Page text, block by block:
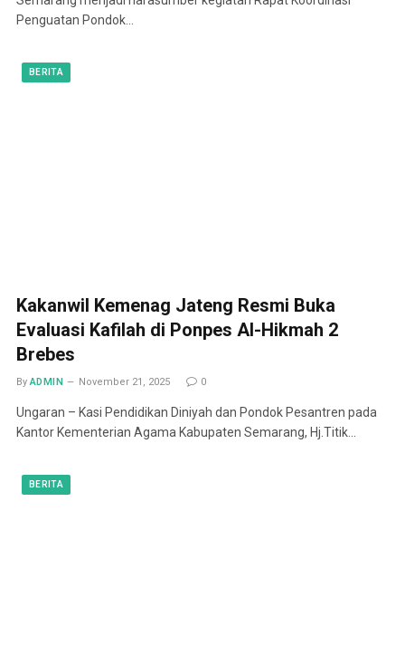
Penguatan Pondok…
BERITA
Kakanwil Kemenag Jateng Resmi Buka
Evaluasi Kafilah di Ponpes Al-Hikmah 2
Brebes
By ADMIN November 21, 2025 0
Ungaran – Kasi Pendidikan Diniyah dan Pondok Pesantren pada
Kantor Kementerian Agama Kabupaten Semarang, Hj.Titik…
BERITA